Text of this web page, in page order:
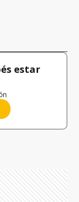
estar